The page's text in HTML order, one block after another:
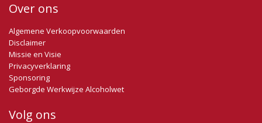
Over ons
Algemene Verkoopvoorwaarden
Disclaimer
Missie en Visie
Privacyverklaring
Sponsoring
Geborgde Werkwijze Alcoholwet
Volg ons